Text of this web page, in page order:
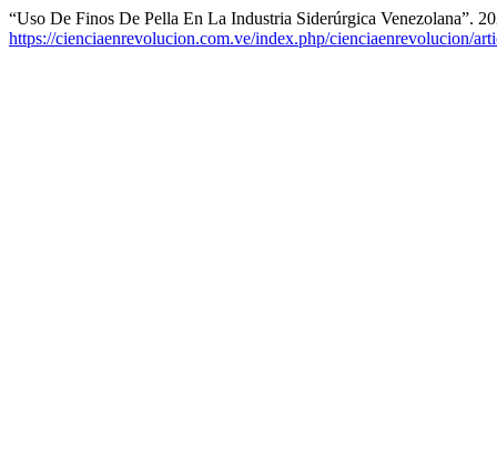
“Uso De Finos De Pella En La Industria Siderúrgica Venezolana”.
https://cienciaenrevolucion.com.ve/index.php/cienciaenrevolucion/